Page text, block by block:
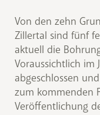
Von den zehn
Zillertal sind fünf
aktuell die
Voraussichtlich im
abgeschlossen
zum kommenden
Veröffentlichung